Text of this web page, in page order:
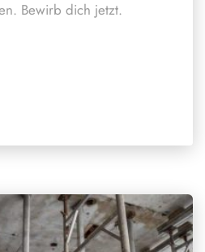
Bewirb dich jetzt.